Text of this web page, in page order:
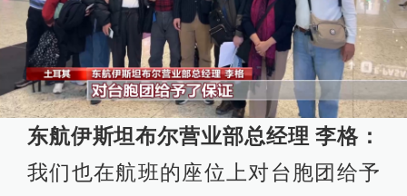
东航伊斯坦布尔营业部总经理 李格：
我们也在航班的座位上对台胞团给予